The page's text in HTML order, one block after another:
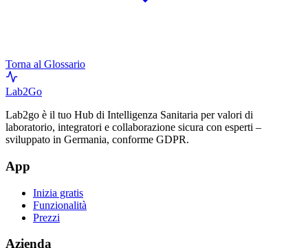
Torna al Glossario
Lab2Go
Lab2go è il tuo Hub di Intelligenza Sanitaria per valori di
laboratorio, integratori e collaborazione sicura con esperti –
sviluppato in Germania, conforme GDPR.
App
Inizia gratis
Funzionalità
Prezzi
Azienda